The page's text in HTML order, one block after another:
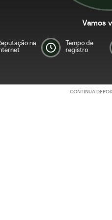
Vamos
na
Tempo de
registro
CONTINUA